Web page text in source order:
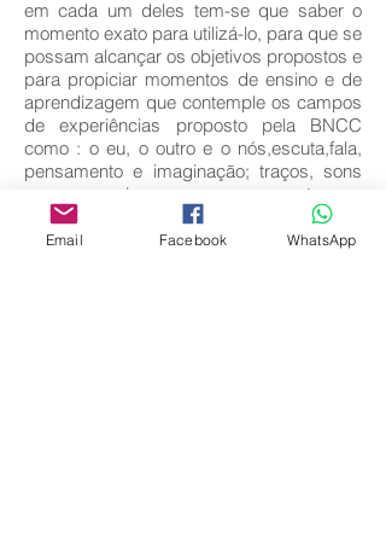
em cada um deles tem-se que saber o
momento exato para utilizá-lo, para que se
possam alcançar os objetivos propostos e
para propiciar momentos de ensino e de
aprendizagem que contemple os campos
de experiências proposto pela BNCC
como : o eu, o outro e o nós,escuta,fala,
pensamento e imaginação; traços, sons
cores e imagem, espaço, tempo,
quantidade relação e transformação.
Key words:
Email Facebook WhatsApp